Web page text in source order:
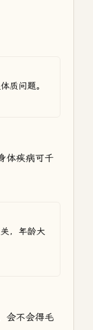
质问题。
体疾病可千
，年龄大
会不会得毛